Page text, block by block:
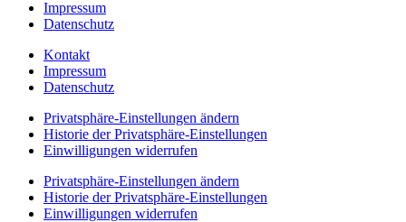
Impressum
Datenschutz
Kontakt
Impressum
Datenschutz
Privatsphäre-Einstellungen ändern
Historie der Privatsphäre-Einstellungen
Einwilligungen widerrufen
Privatsphäre-Einstellungen ändern
Historie der Privatsphäre-Einstellungen
Einwilligungen widerrufen